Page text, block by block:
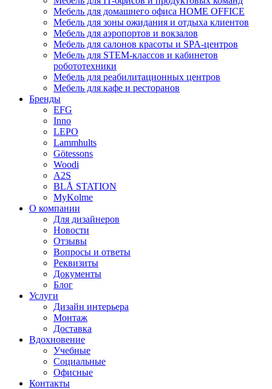
Мебель для домашнего офиса HOME OFFICE
Мебель для зоны ожидания и отдыха клиентов
Мебель для аэропортов и вокзалов
Мебель для салонов красоты и SPA-центров
Мебель для STEM-классов и кабинетов
робототехники
Мебель для реабилитационных центров
Мебель для кафе и ресторанов
Бренды
EFG
Inno
LEPO
Lammhults
Götessons
Woodi
A2S
BLÅ STATION
MyKolme
О компании
Для дизайнеров
Новости
Отзывы
Вопросы и ответы
Реквизиты
Документы
Блог
Услуги
Дизайн интерьера
Монтаж
Доставка
Вдохновение
Учебные
Социальные
Офисные
Контакты